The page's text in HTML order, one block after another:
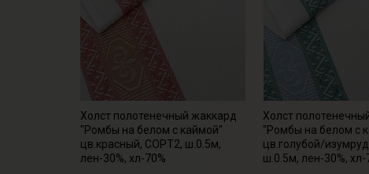
Холст полотенечный жаккард
"Ромбы на белом с каймой"
цв.красный, СОРТ2, ш.0.5м,
лен-30%, хл-70%
Холст
"Ромбы на белом с
цв.голубой/
ш.0.5м, лен-30%, хл-